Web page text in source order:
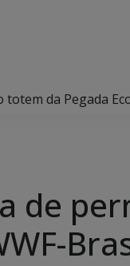
da Pegada
de